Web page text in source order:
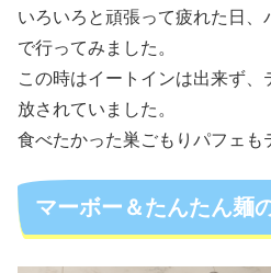
いろいろと頑張って疲れた日
で行ってみました。
この時はイートインは出来ず、
放されていました。
食べたかった巣ごもりパフェも
マーボー＆たんたん麺